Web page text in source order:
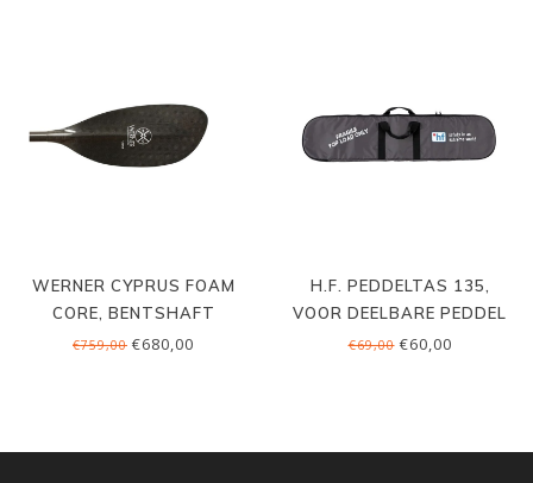
WERNER CYPRUS FOAM
CORE, BENTSHAFT
€759,00 €680,00
H.F. PEDDELTAS 135,
VOOR DEELBARE PEDDEL
€69,00€60,00